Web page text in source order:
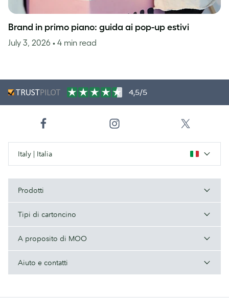
Brand in primo piano: guida ai pop-up estivi
July 3, 2026 • 4 min read
4,5/5
Italy | Italia
Prodotti
Tipi di cartoncino
A proposito di MOO
Aiuto e contatti